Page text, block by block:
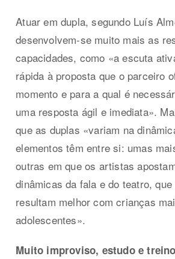
Atuar em dupla, segundo Luís
desenvolvem-se muito mais as
capacidades, como «a escuta
rápida à proposta que o parceiro
momento e para a qual é
uma resposta ágil e imediata».
que as duplas «variam na
elementos têm entre si: umas
outras em que os artistas
dinâmicas da fala e do teatro,
resultam melhor com crianças
adolescentes».
Muito improviso, estudo e treino